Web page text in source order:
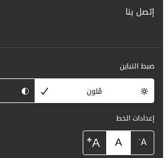
إتصل بنا
ضبط التباين
مُلون
إعدادات الخط
A
-
A
A
+